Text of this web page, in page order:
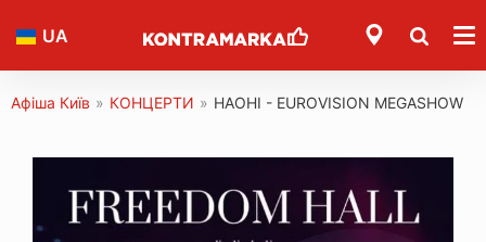
UA
Афіша Київ » КОНЦЕРТИ » НАОНІ - EUROVISION MEGASHOW